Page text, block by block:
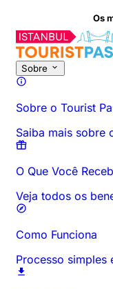
Os menores
Sobre
Sobre o Tourist
Saiba mais sobre
O Que Você
Veja todos os
Como Funciona
Processo simples
Sobre esta atividade